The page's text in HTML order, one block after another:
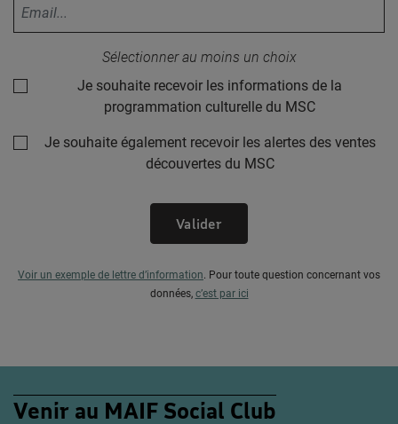
Sélectionner au moins un choix
Je souhaite recevoir les informations de la
programmation culturelle du MSC
Je souhaite également recevoir les alertes des ventes
découvertes du MSC
Valider
Voir un exemple de lettre d’information Pour toute question concernant vos
données, c’est par ici
Venir au MAIF Social Club